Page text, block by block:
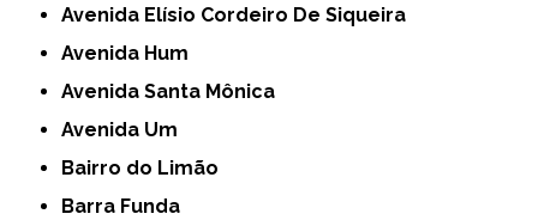
Avenida Elísio Cordeiro De Siqueira
Avenida Hum
Avenida Santa Mônica
Avenida Um
Bairro do Limão
Barra Funda